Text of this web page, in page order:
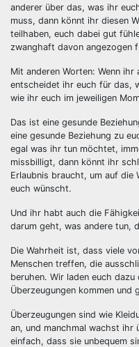
anderer über das, was ihr
muss, dann könnt ihr diesen
teilhaben, euch dabei gut
zwanghaft davon angezogen
Mit anderen Worten: Wenn
entscheidet ihr euch für das,
wie ihr euch im jeweiligen
Das ist eine gesunde
eine gesunde Beziehung zu
egal was ihr tun möchtet,
missbilligt, dann könnt ihr
Erlaubnis braucht, um auf die
euch wünscht.
Und ihr habt auch die
darum geht, was andere tun,
Die Wahrheit ist, dass viele
Menschen treffen, die
beruhen. Wir laden euch
Überzeugungen kommen und
Überzeugungen sind wie
an, und manchmal wachst ihr
einfach, dass sie unbequem